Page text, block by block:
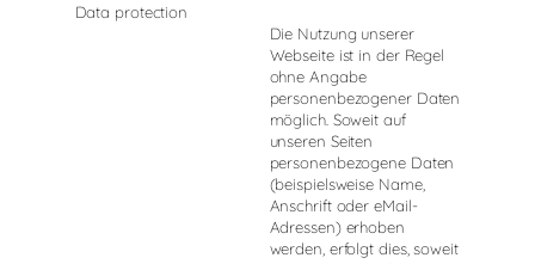
Data protection
Die Nutzung unserer
Webseite ist in der Regel
ohne Angabe
personenbezogener Daten
möglich. Soweit auf
unseren Seiten
personenbezogene Daten
(beispielsweise Name,
Anschrift oder eMail-
Adressen) erhoben
werden, erfolgt dies, soweit